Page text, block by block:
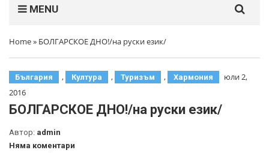
MENU
Home» БОЛГАРСКОЕ ДНО!/на руски език/
България , Култура , Туризъм , Хармония
юли 2,
2016
БОЛГАРСКОЕ ДНО!/на руски език/
Автор: admin
Няма коментари